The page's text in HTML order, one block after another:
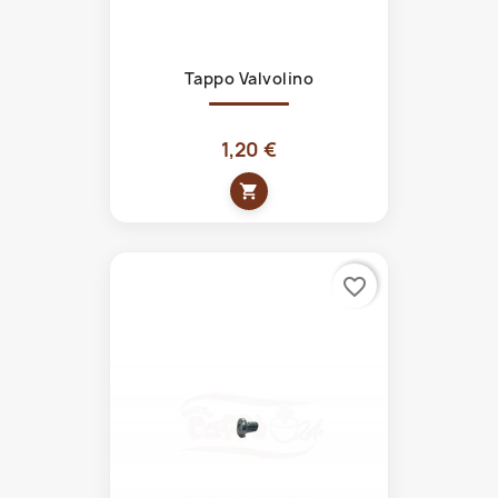
Tappo Valvolino
1,20 €
shopping_cart
favorite_border